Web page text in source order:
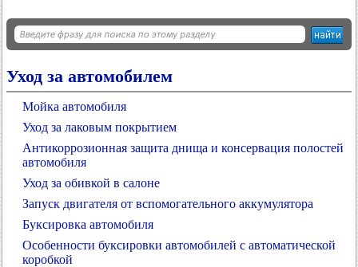
Уход за автомобилем
Мойка автомобиля
Уход за лаковым покрытием
Антикоррозионная защита днища и консервация полостей
автомобиля
Уход за обивкой в салоне
Запуск двигателя от вспомогательного аккумулятора
Буксировка автомобиля
Особенности буксировки автомобилей с автоматической
коробкой